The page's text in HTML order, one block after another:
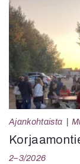
Ajankohtaista
2–3/2026